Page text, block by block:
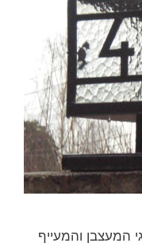
המעצבן והמעייף